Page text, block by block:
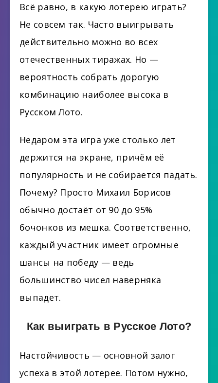
Всё равно, в какую лотерею играть?
Не совсем так. Часто выигрывать
действительно можно во всех
отечественных тиражах. Но —
вероятность собрать дорогую
комбинацию наиболее высока в
Русском Лото.
Недаром эта игра уже столько лет
держится на экране, причём её
популярность и не собирается падать.
Почему? Просто Михаил Борисов
обычно достаёт от 90 до 95%
бочонков из мешка. Соответственно,
каждый участник имеет огромные
шансы на победу — ведь
большинство чисел наверняка
выпадет.
Как выиграть в Русское Лото?
Настойчивость — основной залог
успеха в этой лотерее. Потом нужно,